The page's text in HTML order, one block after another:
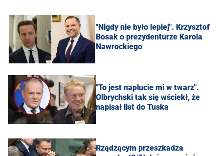
"Nigdy nie było lepiej". Krzysztof
Bosak o prezydenturze Karola
Nawrockiego
"To jest naplucie mi w twarz".
Olbrychski tak się wściekł, że
napisał list do Tuska
Rządzącym przeszkadza